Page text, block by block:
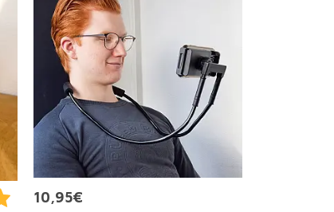
10,95€